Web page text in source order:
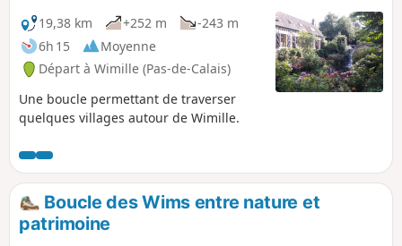
19,38 km
+252 m
-243 m
6h 15
Moyenne
Départ à Wimille (Pas-de-Calais)
Une boucle permettant de traverser
quelques villages autour de Wimille.
Boucle des Wims entre nature et
patrimoine